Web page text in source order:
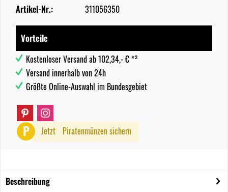
Artikel-Nr.: 311056350
Vorteile
Kostenloser Versand ab 102,34,- € *²
Versand innerhalb von 24h
Größte Online-Auswahl im Bundesgebiet
P Jetzt Piratenmünzen sichern
Beschreibung